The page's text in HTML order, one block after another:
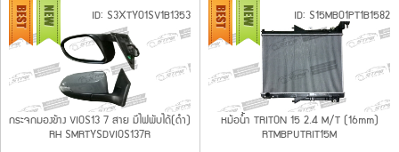
ID: S3XTY01SV1B1353
กระจกมองข้าง VIOS13 7 สาย มีไฟพับได้(ดำ)
RH SMRTYSDVIOS137R
ID: S15MB01PT1B1582
หม้อน้ำ TRITON 15 2.4 M/T (16mm)
RTMBPUTRIT15M